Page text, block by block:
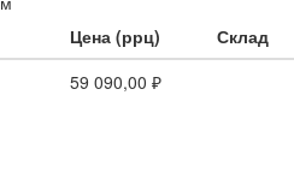
Цена (ррц) Склад
59 090,00 ₽